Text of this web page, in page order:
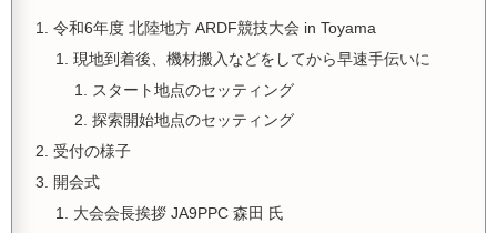
令和6年度 北陸地方 ARDF競技大会 in Toyama
現地到着後、機材搬入などをしてから早速手伝いに
スタート地点のセッティング
探索開始地点のセッティング
受付の様子
開会式
大会会長挨拶 JA9PPC 森田 氏